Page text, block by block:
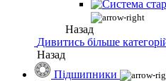
Назад
Дивитись більше
Назад
Підшипники